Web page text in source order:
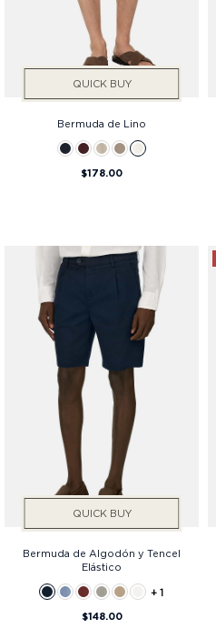
QUICK BUY
Bermuda de Lino
$178.00
QUICK BUY
Bermuda de Algodón y Tencel
Elástico
+ 1
$148.00